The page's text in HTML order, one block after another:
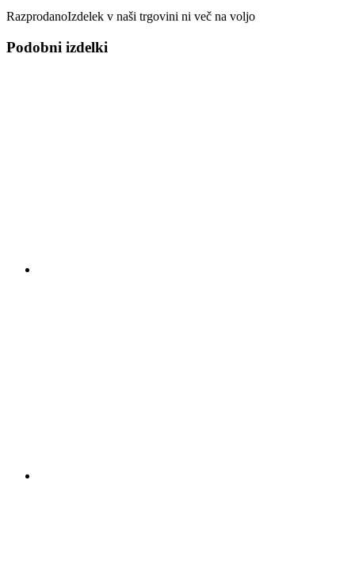
RazprodanoIzdelek v naši trgovini ni več na voljo
Podobni izdelki